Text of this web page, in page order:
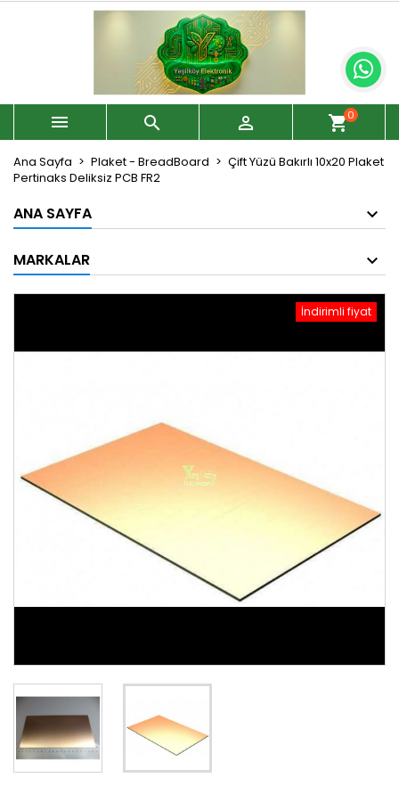
   shopping_cart0
Ana Sayfa Plaket - BreadBoard
Çift Yüzü Bakırlı 10x20 Plaket
Pertinaks Deliksiz PCB FR2
ANA SAYFA
MARKALAR
İndirimli fiyat